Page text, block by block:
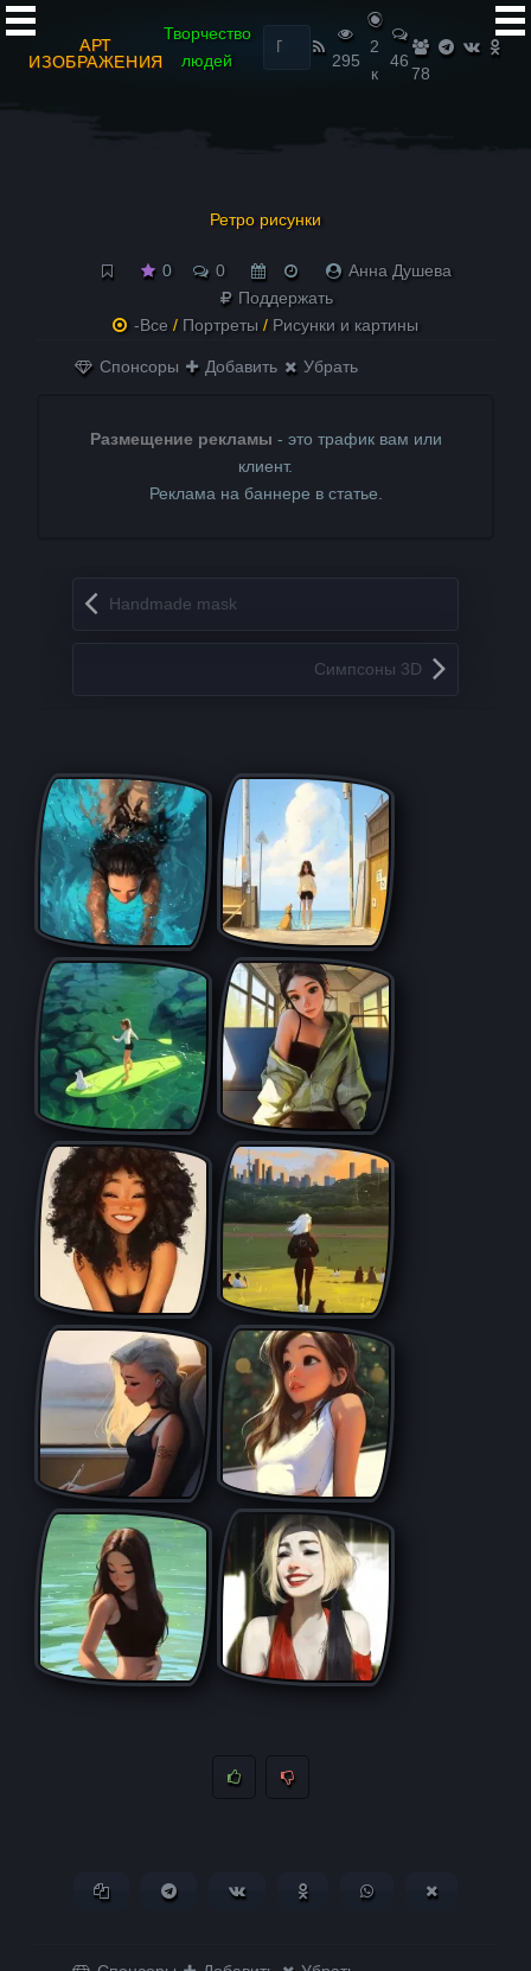
АРТ
ИЗОБРАЖЕНИЯ
Творчество
людей
Найти:
295
2
к
46
78
Ретро рисунки
0 0
Анна Душева
Поддержать
-Все / Портреты / Рисунки и картины
Спонсоры Добавить Убрать
Размещение рекламы - это трафик вам или
клиент.
Реклама на баннере в статье.
Запись навигация
Handmade mask
Симпсоны 3D
Копировать ссылкуПоделиться в Telegram
Поделиться ВКонтактеПоделиться в
Поделиться в